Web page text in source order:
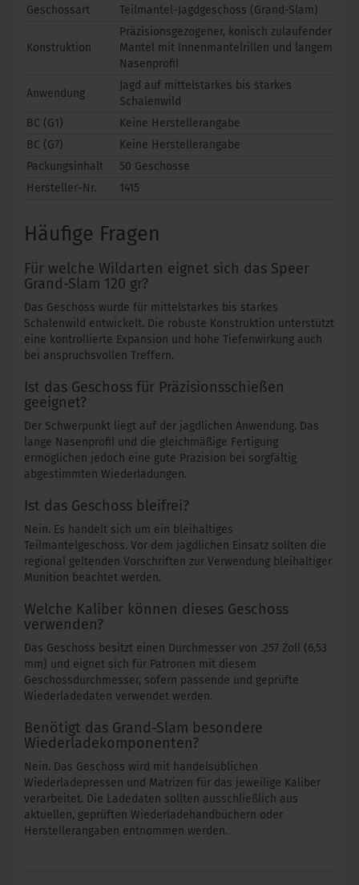
Geschossart Teilmantel-Jagdgeschoss (Grand-Slam)
Konstruktion
Präzisionsgezogener, konisch zulaufender
Mantel mit Innenmantelrillen und langem
Nasenprofil
Anwendung
Jagd auf mittelstarkes bis starkes
Schalenwild
BC (G1)
Keine Herstellerangabe
BC (G7)
Keine Herstellerangabe
Packungsinhalt
50 Geschosse
Hersteller-Nr.
1415
Häufige Fragen
Für welche Wildarten eignet sich das Speer
Grand-Slam 120 gr?
Das Geschoss wurde für mittelstarkes bis starkes
Schalenwild entwickelt. Die robuste Konstruktion unterstützt
eine kontrollierte Expansion und hohe Tiefenwirkung auch
bei anspruchsvollen Treffern.
Ist das Geschoss für Präzisionsschießen
geeignet?
Der Schwerpunkt liegt auf der jagdlichen Anwendung. Das
lange Nasenprofil und die gleichmäßige Fertigung
ermöglichen jedoch eine gute Präzision bei sorgfältig
abgestimmten Wiederladungen.
Ist das Geschoss bleifrei?
Nein. Es handelt sich um ein bleihaltiges
Teilmantelgeschoss. Vor dem jagdlichen Einsatz sollten die
regional geltenden Vorschriften zur Verwendung bleihaltiger
Munition beachtet werden.
Welche Kaliber können dieses Geschoss
verwenden?
Das Geschoss besitzt einen Durchmesser von .257 Zoll (6,53
mm) und eignet sich für Patronen mit diesem
Geschossdurchmesser, sofern passende und geprüfte
Wiederladedaten verwendet werden.
Benötigt das Grand-Slam besondere
Wiederladekomponenten?
Nein. Das Geschoss wird mit handelsüblichen
Wiederladepressen und Matrizen für das jeweilige Kaliber
verarbeitet. Die Ladedaten sollten ausschließlich aus
aktuellen, geprüften Wiederladehandbüchern oder
Herstellerangaben entnommen werden.